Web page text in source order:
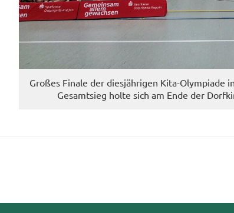
Gro­ßes Fi­na­le der dies­jäh­ri­gen Kita-​Olympiade
Ge­samt­sieg holte sich am Ende der